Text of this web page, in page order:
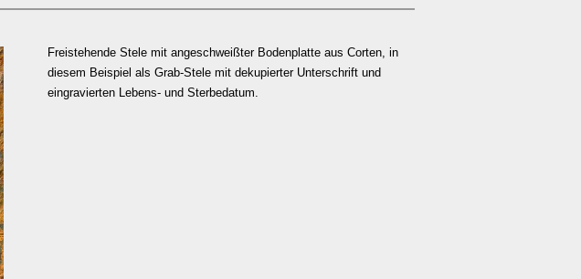
Freistehende Stele mit angeschweißter Bodenplatte aus Corten, in
diesem Beispiel als Grab-Stele mit dekupierter Unterschrift und
eingravierten Lebens- und Sterbedatum.